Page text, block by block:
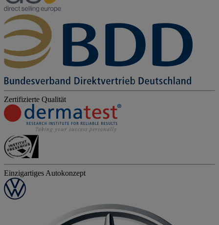
Zertifizierte Qualität
Einzigartiges Autokonzept